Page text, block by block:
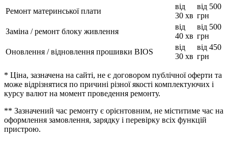
Ремонт материнської плати
від
30 хв
від 500
грн
Заміна / ремонт блоку живлення
від
40 хв
від 500
грн
Оновлення / відновлення прошивки BIOS
від
30 хв
від 450
грн
* Ціна, зазначена на сайті, не є договором публічної оферти та
може відрізнятися по причині різної якості комплектуючих і
курсу валют на момент проведення ремонту.
** Зазначений час ремонту є орієнтовним, не міститиме час на
оформлення замовлення, зарядку і перевірку всіх функцій
пристрою.